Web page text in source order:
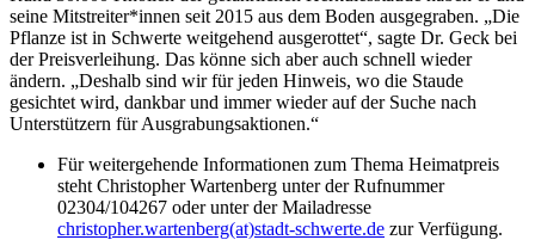
seine Mitstreiter*innen seit 2015 aus dem Boden ausgegraben. „Die
Pflanze ist in Schwerte weitgehend ausgerottet“, sagte Dr. Geck bei
der Preisverleihung. Das könne sich aber auch schnell wieder
ändern. „Deshalb sind wir für jeden Hinweis, wo die Staude
gesichtet wird, dankbar und immer wieder auf der Suche nach
Unterstützern für Ausgrabungsaktionen.“
Für weitergehende Informationen zum Thema Heimatpreis
steht Christopher Wartenberg unter der Rufnummer
02304/104267 oder unter der Mailadresse
christopher.wartenberg(at)stadt-schwerte.de zur Verfügung.